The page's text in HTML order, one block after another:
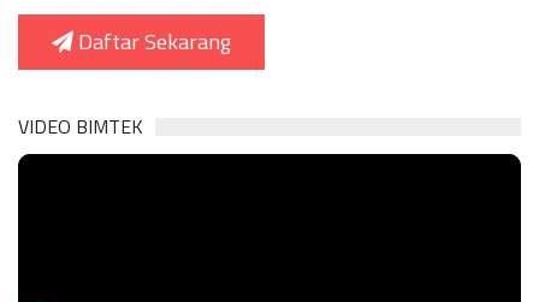
Daftar Sekarang
VIDEO BIMTEK